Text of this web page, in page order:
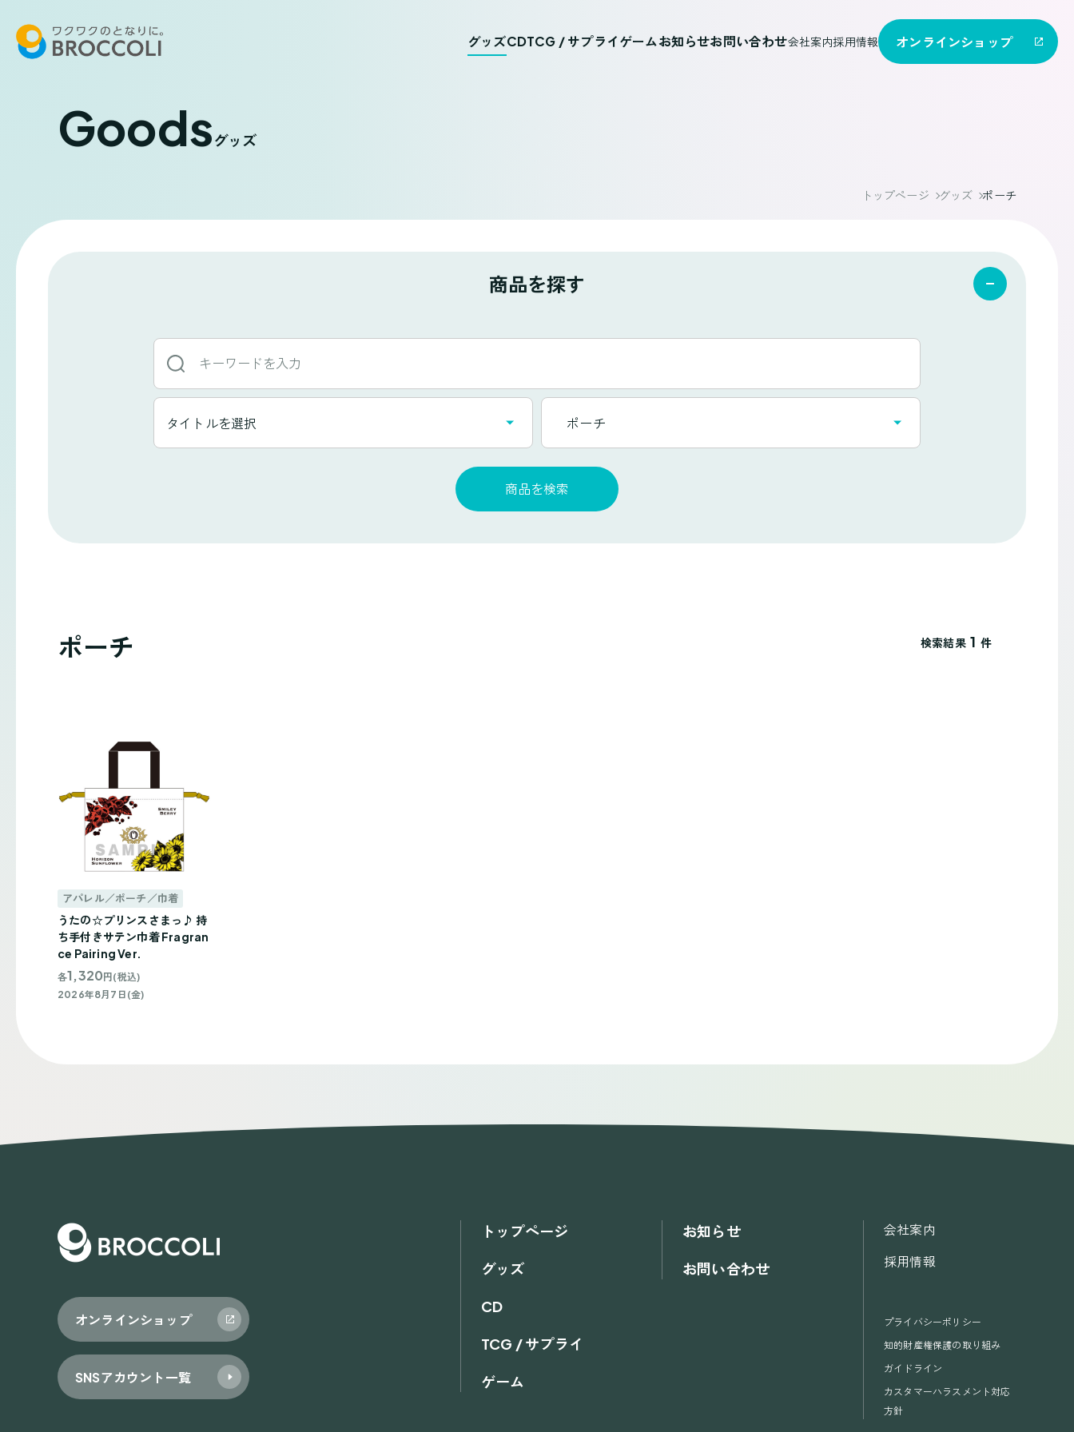
グッズCDTCG / サプライゲームお知らせお問い合わせ会社案内採用情報 オンラインショップ
Goodsグッズ
トップページ グッズ ポーチ
商品を探す
ー
タイトルを選択
リ
一
ポーチ
商品を検索
ポーチ 検索結果 1 件
アパレル／ポーチ／巾着
うたの☆プリンスさまっ♪ 持
ち手付きサテン巾着 Fragran
ce Pairing Ver.
各1,320 円(税込)
2026年8月7日(金)
オンラインショップ
SNSアカウント一覧
トップページ
グッズ
CD
TCG / サプライ
ゲーム
お知らせ
お問い合わせ
会社案内
採用情報
プライバシーポリシー
知的財産権保護の取り組み
ガイドライン
カスタマーハラスメント対応
方針